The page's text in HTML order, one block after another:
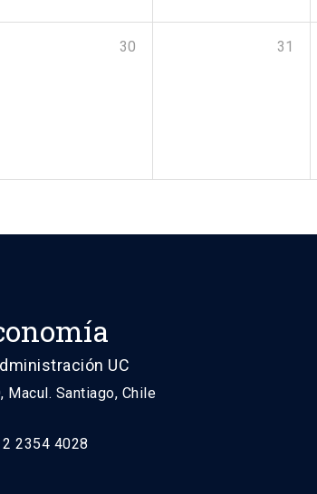
30 31
UC
Macul. Santiago, Chile
2354 4028